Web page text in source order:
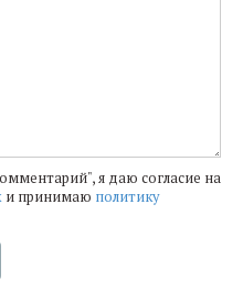
я даю согласие на
и принимаю политику